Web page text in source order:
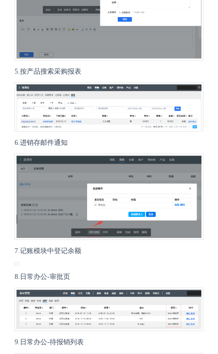
5.按产品搜索采购报表
6.进销存邮件通知
7.记账模块中登记余额
8.日常办公-审批页
9.日常办公-待报销列表